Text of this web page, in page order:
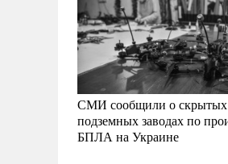
СМИ сообщили о скрытых
подземных заводах по
БПЛА на Украине